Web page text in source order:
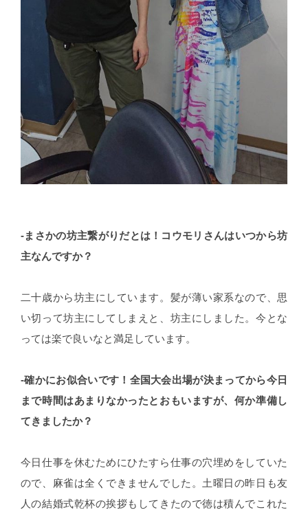
-まさかの坊主繋がりだとは！コウモリさんはいつから坊
主なんですか？
二十歳から坊主にしています。髪が薄い家系なので、思
い切って坊主にしてしまえと、坊主にしました。今とな
っては楽で良いなと満足しています。
-確かにお似合いです！全国大会出場が決まってから今日
まで時間はあまりなかったとおもいますが、何か準備し
てきましたか？
今日仕事を休むためにひたすら仕事の穴埋めをしていた
ので、麻雀は全くできませんでした。土曜日の昨日も友
人の結婚式乾杯の挨拶もしてきたので徳は積んでこれた